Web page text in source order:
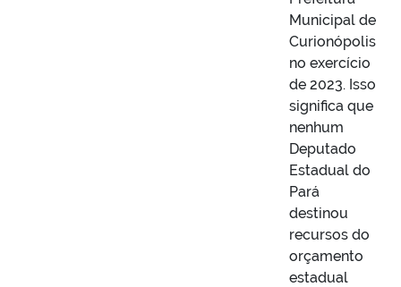
Municipal de
Curionópolis
no exercício
de 2023. Isso
significa que
nenhum
Deputado
Estadual do
Pará
destinou
recursos do
orçamento
estadual